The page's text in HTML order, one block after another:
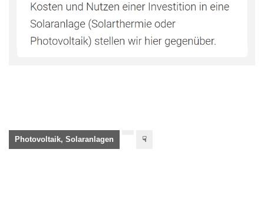
Photovoltaik, Solaranlagen ☟